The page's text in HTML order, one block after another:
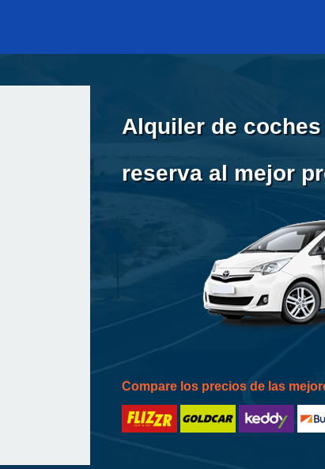
Alquiler de
reserva al mejor
Compare los precios de las